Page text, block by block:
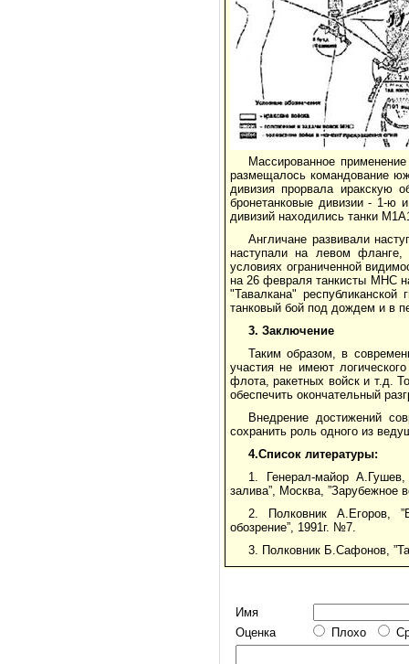
Массированное
размещалось командование
дивизия прорвала иракскую
бронетанковые дивизии - 1-ю
дивизий находились танки
Англичане развивали
наступали на левом
условиях ограниченной
на 26 февраля танкисты МНС
"Тавалкана"
танковый бой под дождем и в
3. Заключение
Таким образом, в
участия не имеют
флота, ракетных войск и т.д.
обеспечить окончательный
Внедрение достижений
сохранить роль одного из
4.Список литературы:
1. Генерал-майор А.Гушев,
залива”, Москва, ”Зарубежное
2. Полковник А.Егоров,
обозрение”, 1991г. №7.
3. Полковник Б.Сафонов,
Имя
Оценка
Плохо